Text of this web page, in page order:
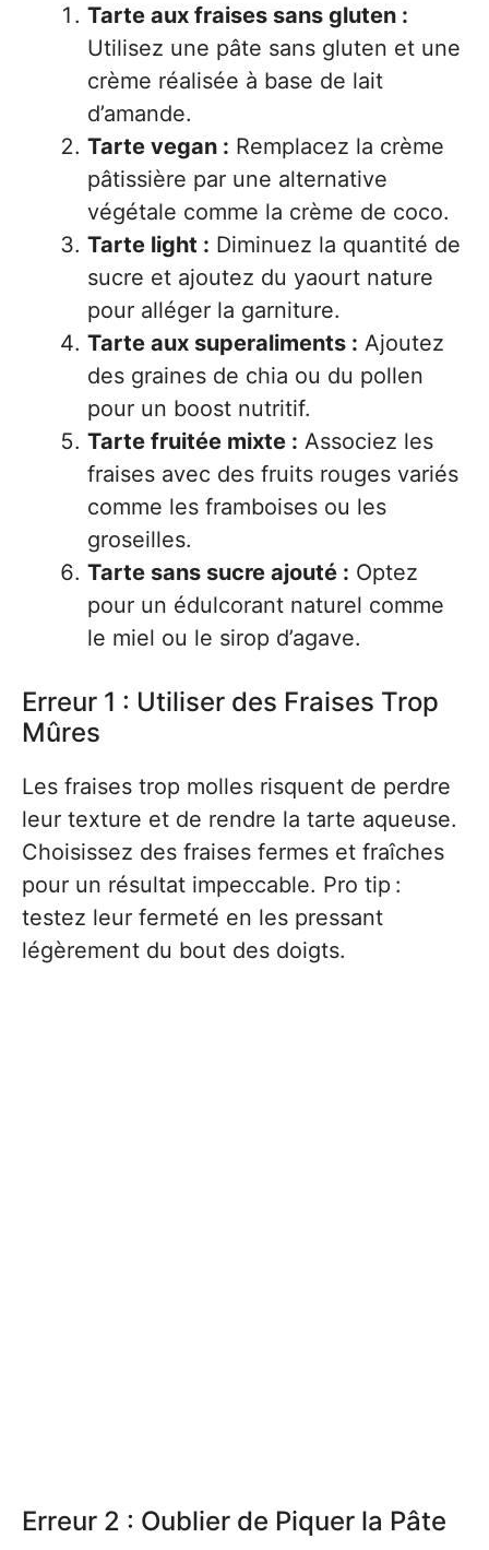
Tarte aux fraises sans gluten :
Utilisez une pâte sans gluten et une
crème réalisée à base de lait
d’amande.
Tarte vegan : Remplacez la crème
pâtissière par une alternative
végétale comme la crème de coco.
Tarte light : Diminuez la quantité de
sucre et ajoutez du yaourt nature
pour alléger la garniture.
Tarte aux superaliments : Ajoutez
des graines de chia ou du pollen
pour un boost nutritif.
Tarte fruitée mixte : Associez les
fraises avec des fruits rouges variés
comme les framboises ou les
groseilles.
Tarte sans sucre ajouté : Optez
pour un édulcorant naturel comme
le miel ou le sirop d’agave.
Erreur 1 : Utiliser des Fraises Trop
Mûres
Les fraises trop molles risquent de perdre
leur texture et de rendre la tarte aqueuse.
Choisissez des fraises fermes et fraîches
pour un résultat impeccable. Pro tip :
testez leur fermeté en les pressant
légèrement du bout des doigts.
Erreur 2 : Oublier de Piquer la Pâte